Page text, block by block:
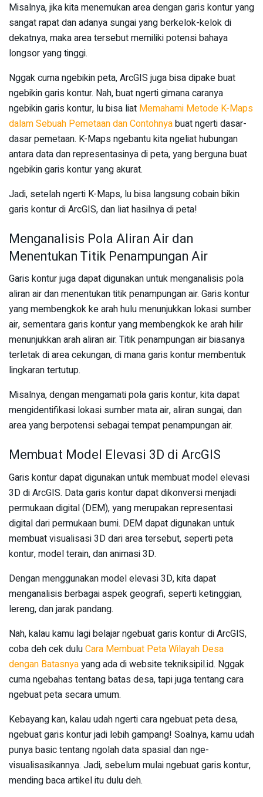
Misalnya, jika kita menemukan area dengan garis kontur yang
sangat rapat dan adanya sungai yang berkelok-kelok di
dekatnya, maka area tersebut memiliki potensi bahaya
longsor yang tinggi.
Nggak cuma ngebikin peta, ArcGIS juga bisa dipake buat
ngebikin garis kontur. Nah, buat ngerti gimana caranya
ngebikin garis kontur, lu bisa liat Memahami Metode K-Maps
dalam Sebuah Pemetaan dan Contohnyabuat ngerti dasar-
dasar pemetaan. K-Maps ngebantu kita ngeliat hubungan
antara data dan representasinya di peta, yang berguna buat
ngebikin garis kontur yang akurat.
Jadi, setelah ngerti K-Maps, lu bisa langsung cobain bikin
garis kontur di ArcGIS, dan liat hasilnya di peta!
Menganalisis Pola Aliran Air dan
Menentukan Titik Penampungan Air
Garis kontur juga dapat digunakan untuk menganalisis pola
aliran air dan menentukan titik penampungan air. Garis kontur
yang membengkok ke arah hulu menunjukkan lokasi sumber
air, sementara garis kontur yang membengkok ke arah hilir
menunjukkan arah aliran air. Titik penampungan air biasanya
terletak di area cekungan, di mana garis kontur membentuk
lingkaran tertutup.
Misalnya, dengan mengamati pola garis kontur, kita dapat
mengidentifikasi lokasi sumber mata air, aliran sungai, dan
area yang berpotensi sebagai tempat penampungan air.
Membuat Model Elevasi 3D di ArcGIS
Garis kontur dapat digunakan untuk membuat model elevasi
3D di ArcGIS. Data garis kontur dapat dikonversi menjadi
permukaan digital (DEM), yang merupakan representasi
digital dari permukaan bumi. DEM dapat digunakan untuk
membuat visualisasi 3D dari area tersebut, seperti peta
kontur, model terain, dan animasi 3D.
Dengan menggunakan model elevasi 3D, kita dapat
menganalisis berbagai aspek geografi, seperti ketinggian,
lereng, dan jarak pandang.
Nah, kalau kamu lagi belajar ngebuat garis kontur di ArcGIS,
coba deh cek duluCara Membuat Peta Wilayah Desa
dengan Batasnyayang ada di website tekniksipil.id. Nggak
cuma ngebahas tentang batas desa, tapi juga tentang cara
ngebuat peta secara umum.
Kebayang kan, kalau udah ngerti cara ngebuat peta desa,
ngebuat garis kontur jadi lebih gampang! Soalnya, kamu udah
punya basic tentang ngolah data spasial dan nge-
visualisasikannya. Jadi, sebelum mulai ngebuat garis kontur,
mending baca artikel itu dulu deh.